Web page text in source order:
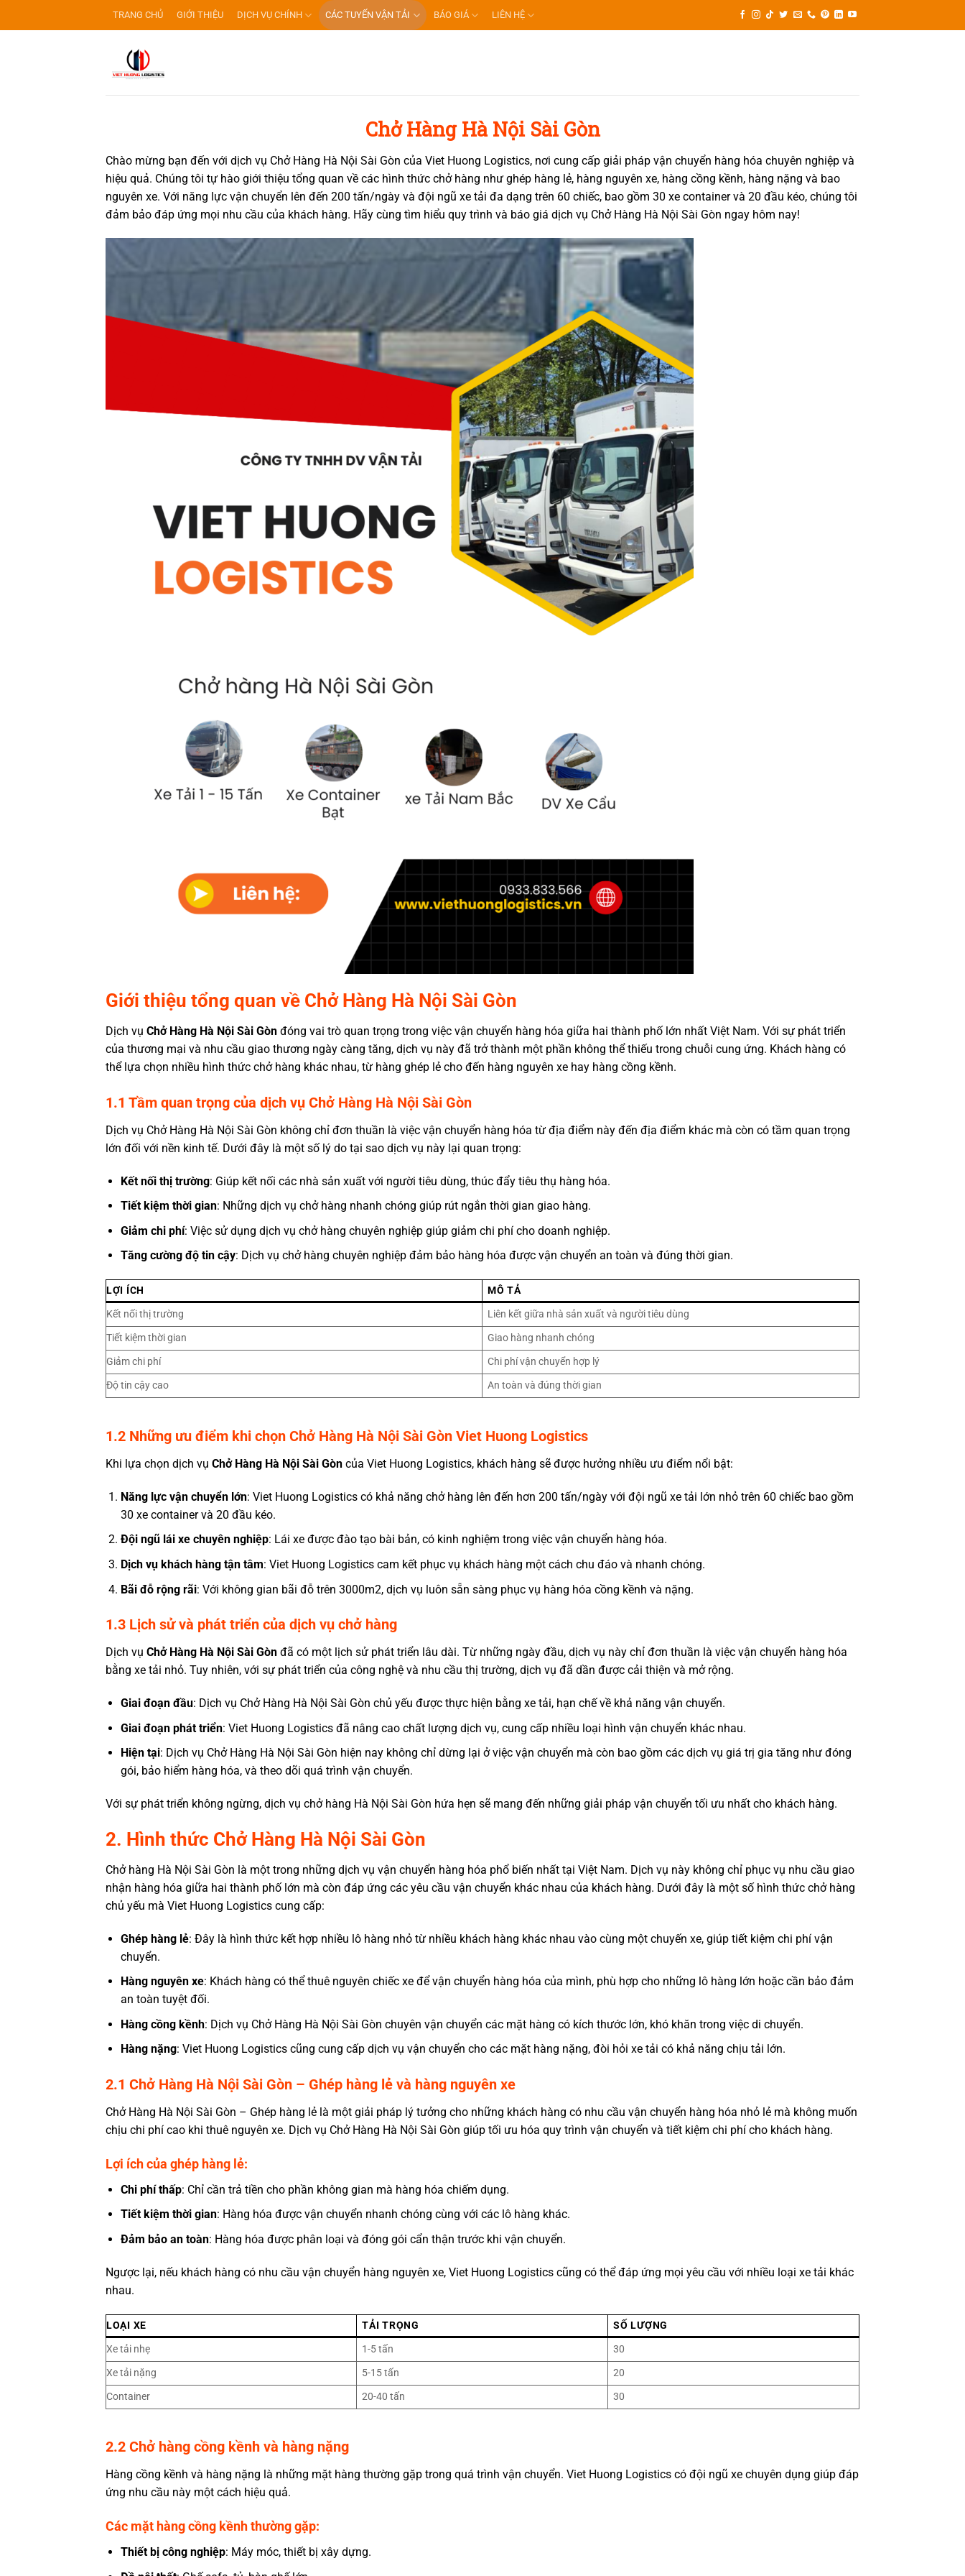
TRANG CHỦ GIỚI THIỆU DỊCH VỤ CHÍNH CÁC TUYẾN VẬN TẢI BÁO GIÁ LIÊN HỆ
Chở Hàng Hà Nội Sài Gòn
Chào mừng bạn đến với dịch vụ Chở Hàng Hà Nội Sài Gòn của Viet Huong Logistics, nơi cung cấp giải pháp vận chuyển hàng hóa chuyên nghiệp và
hiệu quả. Chúng tôi tự hào giới thiệu tổng quan về các hình thức chở hàng như ghép hàng lẻ, hàng nguyên xe, hàng cồng kềnh, hàng nặng và bao
nguyên xe. Với năng lực vận chuyển lên đến 200 tấn/ngày và đội ngũ xe tải đa dạng trên 60 chiếc, bao gồm 30 xe container và 20 đầu kéo, chúng tôi
đảm bảo đáp ứng mọi nhu cầu của khách hàng. Hãy cùng tìm hiểu quy trình và báo giá dịch vụ Chở Hàng Hà Nội Sài Gòn ngay hôm nay!
Giới thiệu tổng quan về Chở Hàng Hà Nội Sài Gòn
Dịch vụ Chở Hàng Hà Nội Sài Gòn đóng vai trò quan trọng trong việc vận chuyển hàng hóa giữa hai thành phố lớn nhất Việt Nam. Với sự phát triển
của thương mại và nhu cầu giao thương ngày càng tăng, dịch vụ này đã trở thành một phần không thể thiếu trong chuỗi cung ứng. Khách hàng có
thể lựa chọn nhiều hình thức chở hàng khác nhau, từ hàng ghép lẻ cho đến hàng nguyên xe hay hàng cồng kềnh.
1.1 Tầm quan trọng của dịch vụ Chở Hàng Hà Nội Sài Gòn
Dịch vụ Chở Hàng Hà Nội Sài Gòn không chỉ đơn thuần là việc vận chuyển hàng hóa từ địa điểm này đến địa điểm khác mà còn có tầm quan trọng
lớn đối với nền kinh tế. Dưới đây là một số lý do tại sao dịch vụ này lại quan trọng:
Kết nối thị trường: Giúp kết nối các nhà sản xuất với người tiêu dùng, thúc đẩy tiêu thụ hàng hóa.
Tiết kiệm thời gian: Những dịch vụ chở hàng nhanh chóng giúp rút ngắn thời gian giao hàng.
Giảm chi phí: Việc sử dụng dịch vụ chở hàng chuyên nghiệp giúp giảm chi phí cho doanh nghiệp.
Tăng cường độ tin cậy: Dịch vụ chở hàng chuyên nghiệp đảm bảo hàng hóa được vận chuyển an toàn và đúng thời gian.
LỢI ÍCH
MÔ TẢ
Kết nối thị trường
Liên kết giữa nhà sản xuất và người tiêu dùng
Tiết kiệm thời gian
Giao hàng nhanh chóng
Giảm chi phí
Chi phí vận chuyển hợp lý
Độ tin cậy cao
An toàn và đúng thời gian
1.2 Những ưu điểm khi chọn Chở Hàng Hà Nội Sài Gòn Viet Huong Logistics
Khi lựa chọn dịch vụ Chở Hàng Hà Nội Sài Gòn của Viet Huong Logistics, khách hàng sẽ được hưởng nhiều ưu điểm nổi bật:
Năng lực vận chuyển lớn: Viet Huong Logistics có khả năng chở hàng lên đến hơn 200 tấn/ngày với đội ngũ xe tải lớn nhỏ trên 60 chiếc bao gồm
30 xe container và 20 đầu kéo.
Đội ngũ lái xe chuyên nghiệp: Lái xe được đào tạo bài bản, có kinh nghiệm trong việc vận chuyển hàng hóa.
Dịch vụ khách hàng tận tâm: Viet Huong Logistics cam kết phục vụ khách hàng một cách chu đáo và nhanh chóng.
Bãi đỗ rộng rãi: Với không gian bãi đỗ trên 3000m2, dịch vụ luôn sẵn sàng phục vụ hàng hóa cồng kềnh và nặng.
1.3 Lịch sử và phát triển của dịch vụ chở hàng
Dịch vụ Chở Hàng Hà Nội Sài Gòn đã có một lịch sử phát triển lâu dài. Từ những ngày đầu, dịch vụ này chỉ đơn thuần là việc vận chuyển hàng hóa
bằng xe tải nhỏ. Tuy nhiên, với sự phát triển của công nghệ và nhu cầu thị trường, dịch vụ đã dần được cải thiện và mở rộng.
Giai đoạn đầu: Dịch vụ Chở Hàng Hà Nội Sài Gòn chủ yếu được thực hiện bằng xe tải, hạn chế về khả năng vận chuyển.
Giai đoạn phát triển: Viet Huong Logistics đã nâng cao chất lượng dịch vụ, cung cấp nhiều loại hình vận chuyển khác nhau.
Hiện tại: Dịch vụ Chở Hàng Hà Nội Sài Gòn hiện nay không chỉ dừng lại ở việc vận chuyển mà còn bao gồm các dịch vụ giá trị gia tăng như đóng
gói, bảo hiểm hàng hóa, và theo dõi quá trình vận chuyển.
Với sự phát triển không ngừng, dịch vụ chở hàng Hà Nội Sài Gòn hứa hẹn sẽ mang đến những giải pháp vận chuyển tối ưu nhất cho khách hàng.
2. Hình thức Chở Hàng Hà Nội Sài Gòn
Chở hàng Hà Nội Sài Gòn là một trong những dịch vụ vận chuyển hàng hóa phổ biến nhất tại Việt Nam. Dịch vụ này không chỉ phục vụ nhu cầu giao
nhận hàng hóa giữa hai thành phố lớn mà còn đáp ứng các yêu cầu vận chuyển khác nhau của khách hàng. Dưới đây là một số hình thức chở hàng
chủ yếu mà Viet Huong Logistics cung cấp:
Ghép hàng lẻ: Đây là hình thức kết hợp nhiều lô hàng nhỏ từ nhiều khách hàng khác nhau vào cùng một chuyến xe, giúp tiết kiệm chi phí vận
chuyển.
Hàng nguyên xe: Khách hàng có thể thuê nguyên chiếc xe để vận chuyển hàng hóa của mình, phù hợp cho những lô hàng lớn hoặc cần bảo đảm
an toàn tuyệt đối.
Hàng cồng kềnh: Dịch vụ Chở Hàng Hà Nội Sài Gòn chuyên vận chuyển các mặt hàng có kích thước lớn, khó khăn trong việc di chuyển.
Hàng nặng: Viet Huong Logistics cũng cung cấp dịch vụ vận chuyển cho các mặt hàng nặng, đòi hỏi xe tải có khả năng chịu tải lớn.
2.1 Chở Hàng Hà Nội Sài Gòn – Ghép hàng lẻ và hàng nguyên xe
Chở Hàng Hà Nội Sài Gòn – Ghép hàng lẻ là một giải pháp lý tưởng cho những khách hàng có nhu cầu vận chuyển hàng hóa nhỏ lẻ mà không muốn
chịu chi phí cao khi thuê nguyên xe. Dịch vụ Chở Hàng Hà Nội Sài Gòn giúp tối ưu hóa quy trình vận chuyển và tiết kiệm chi phí cho khách hàng.
Lợi ích của ghép hàng lẻ:
Chi phí thấp: Chỉ cần trả tiền cho phần không gian mà hàng hóa chiếm dụng.
Tiết kiệm thời gian: Hàng hóa được vận chuyển nhanh chóng cùng với các lô hàng khác.
Đảm bảo an toàn: Hàng hóa được phân loại và đóng gói cẩn thận trước khi vận chuyển.
Ngược lại, nếu khách hàng có nhu cầu vận chuyển hàng nguyên xe, Viet Huong Logistics cũng có thể đáp ứng mọi yêu cầu với nhiều loại xe tải khác
nhau.
LOẠI XE TẢI TRỌNG
SỐ LƯỢNG
Xe tải nhẹ
1-5 tấn
30
Xe tải nặng
5-15 tấn
20
Container
20-40 tấn 30
2.2 Chở hàng cồng kềnh và hàng nặng
Hàng cồng kềnh và hàng nặng là những mặt hàng thường gặp trong quá trình vận chuyển. Viet Huong Logistics có đội ngũ xe chuyên dụng giúp đáp
ứng nhu cầu này một cách hiệu quả.
Các mặt hàng cồng kềnh thường gặp:
Thiết bị công nghiệp: Máy móc, thiết bị xây dựng.